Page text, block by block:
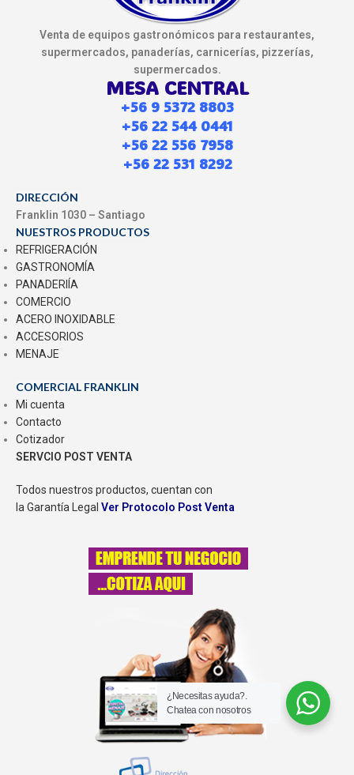
Venta de equipos gastronómicos para restaurantes,
supermercados, panaderías, carnicerías, pizzerías,
supermercados.
MESA CENTRAL
+56 9 5372 8803
+56 22 544 0441
+56 22 556 7958
+56 22 531 8292
DIRECCIÓN
Franklin 1030 – Santiago
NUESTROS PRODUCTOS
REFRIGERACIÓN
GASTRONOMÍA
PANADERIÍA
COMERCIO
ACERO INOXIDABLE
ACCESORIOS
MENAJE
COMERCIAL FRANKLIN
Mi cuenta
Contacto
Cotizador
SERVCIO POST VENTA
Todos nuestros productos, cuentan con
la Garantía Legal Ver Protocolo Post Venta
¿Necesitas ayuda?.
Chatea con nosotros